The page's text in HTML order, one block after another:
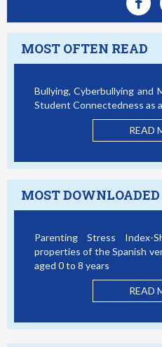
MOST OFTEN READ
Bullying, Cyberbullying and
Student Connectedness as a
READ MORE
MOST DOWNLOADED
Parenting Stress Index-Short
properties of the Spanish version
aged 0 to 8 years
READ MORE